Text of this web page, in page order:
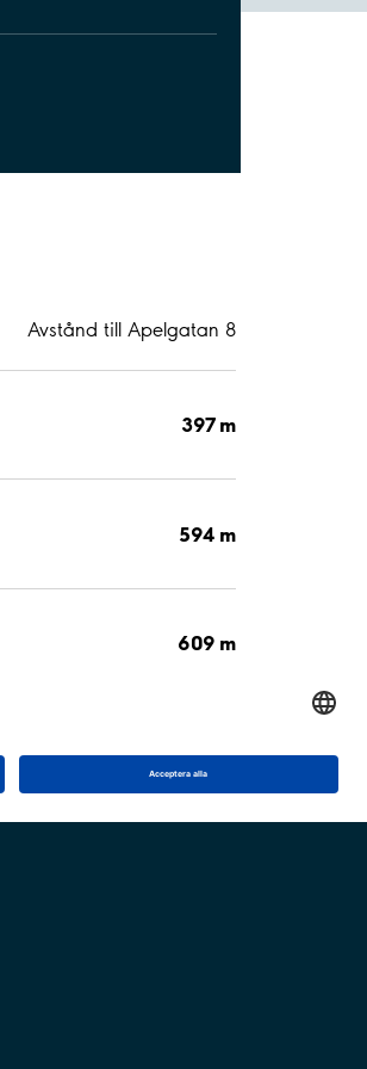
Avstånd till Apelgatan 8
397 m
594 m
609 m